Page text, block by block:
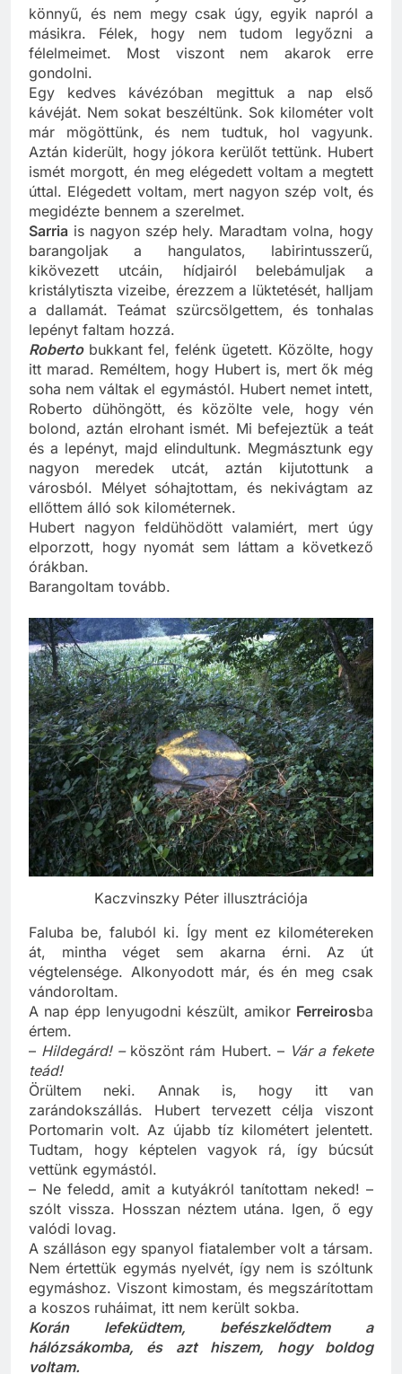
nem lesz több kutya. A félelmeimet legyőzni nem
könnyű, és nem megy csak úgy, egyik napról a
másikra. Félek, hogy nem tudom legyőzni a
félelmeimet. Most viszont nem akarok erre
gondolni.
Egy kedves kávézóban megittuk a nap első
kávéját. Nem sokat beszéltünk. Sok kilométer volt
már mögöttünk, és nem tudtuk, hol vagyunk.
Aztán kiderült, hogy jókora kerülőt tettünk. Hubert
ismét morgott, én meg elégedett voltam a megtett
úttal. Elégedett voltam, mert nagyon szép volt, és
megidézte bennem a szerelmet.
Sarriais nagyon szép hely. Maradtam volna, hogy
barangoljak a hangulatos, labirintusszerű,
kikövezett utcáin, hídjairól belebámuljak a
kristálytiszta vizeibe, érezzem a lüktetését, halljam
a dallamát. Teámat szürcsölgettem, és tonhalas
lepényt faltam hozzá.
Robertobukkant fel, felénk ügetett. Közölte, hogy
itt marad. Reméltem, hogy Hubert is, mert ők még
soha nem váltak el egymástól. Hubert nemet intett,
Roberto dühöngött, és közölte vele, hogy vén
bolond, aztán elrohant ismét. Mi befejeztük a teát
és a lepényt, majd elindultunk. Megmásztunk egy
nagyon meredek utcát, aztán kijutottunk a
városból. Mélyet sóhajtottam, és nekivágtam az
ellőttem álló sok kilométernek.
Hubert nagyon feldühödött valamiért, mert úgy
elporzott, hogy nyomát sem láttam a következő
órákban.
Faluba be, faluból ki. Így ment ez kilométereken
át, mintha véget sem akarna érni. Az út
végtelensége. Alkonyodott már, és én meg csak
vándoroltam.
A nap épp lenyugodni készült, amikor
értem.
–Hildegárd! –
teád!
Örültem neki. Annak is, hogy itt van
zarándokszállás. Hubert tervezett célja viszont
Portomarin volt. Az újabb tíz kilométert jelentett.
Tudtam, hogy képtelen vagyok rá, így búcsút
vettünk egymástól.
– Ne feledd, amit a kutyákról tanítottam neked! –
szólt vissza. Hosszan néztem utána. Igen, ő egy
valódi lovag.
A szálláson egy spanyol fiatalember volt a társam.
Nem értettük egymás nyelvét, így nem is szóltunk
egymáshoz. Viszont kimostam, és megszárítottam
a koszos ruháimat, itt nem került sokba.
Korán lefeküdtem, befészkelődtem a
hálózsákomba, és azt hiszem, hogy boldog